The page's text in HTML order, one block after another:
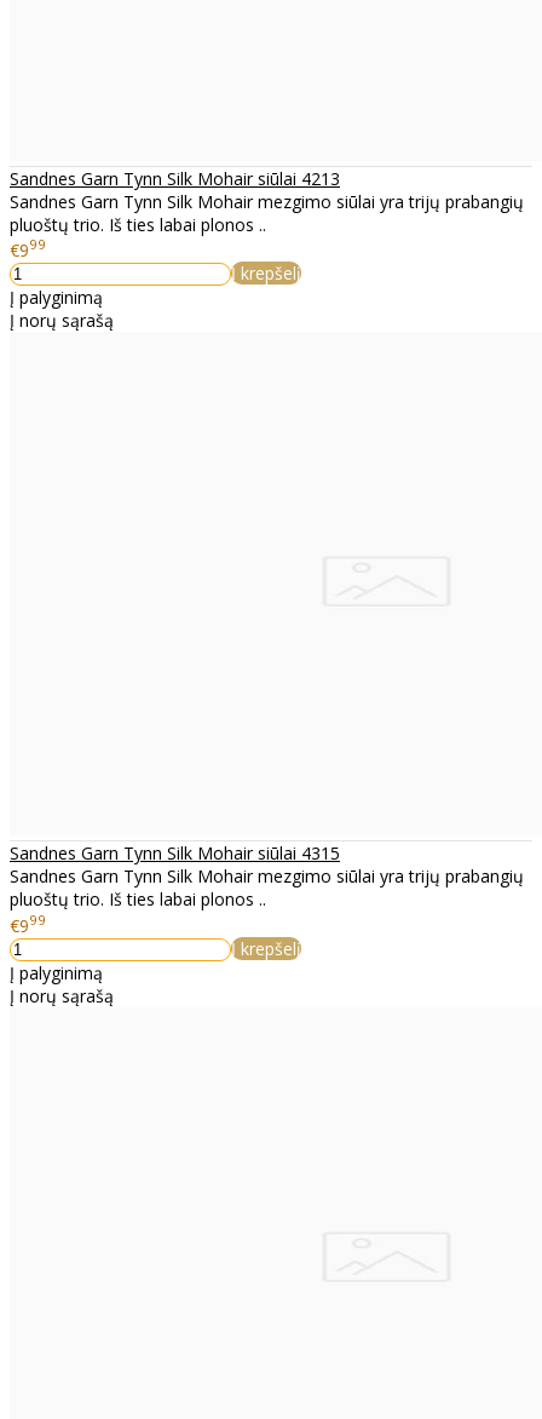
Sandnes Garn Tynn Silk Mohair siūlai 4213
Sandnes Garn Tynn Silk Mohair mezgimo siūlai yra trijų prabangių
pluoštų trio. Iš ties labai plonos ..
€999
Į krepšelį
Į palyginimą
Į norų sąrašą
Sandnes Garn Tynn Silk Mohair siūlai 4315
Sandnes Garn Tynn Silk Mohair mezgimo siūlai yra trijų prabangių
pluoštų trio. Iš ties labai plonos ..
€999
Į krepšelį
Į palyginimą
Į norų sąrašą